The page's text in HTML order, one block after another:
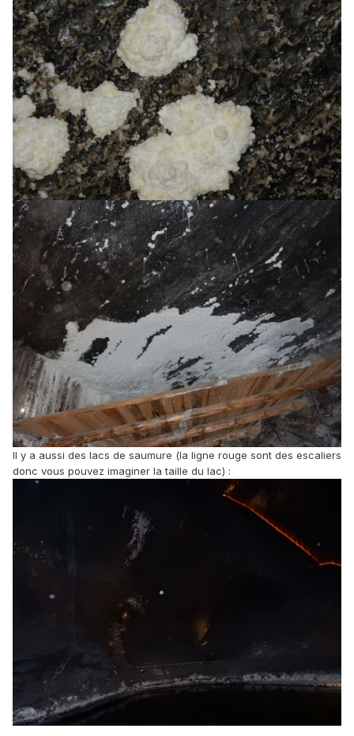
Il y a aussi des lacs de saumure (la ligne rouge sont des escaliers
donc vous pouvez imaginer la taille du lac) :